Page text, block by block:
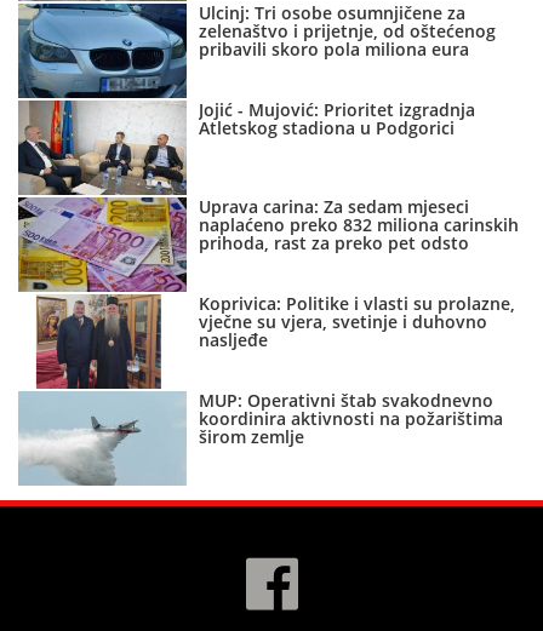
Ulcinj: Tri osobe osumnjičene za
zelenaštvo i prijetnje, od oštećenog
pribavili skoro pola miliona eura
Jojić - Mujović: Prioritet izgradnja
Atletskog stadiona u Podgorici
Uprava carina: Za sedam mjeseci
naplaćeno preko 832 miliona carinskih
prihoda, rast za preko pet odsto
Koprivica: Politike i vlasti su prolazne,
vječne su vjera, svetinje i duhovno
nasljeđe
MUP: Operativni štab svakodnevno
koordinira aktivnosti na požarištima
širom zemlje